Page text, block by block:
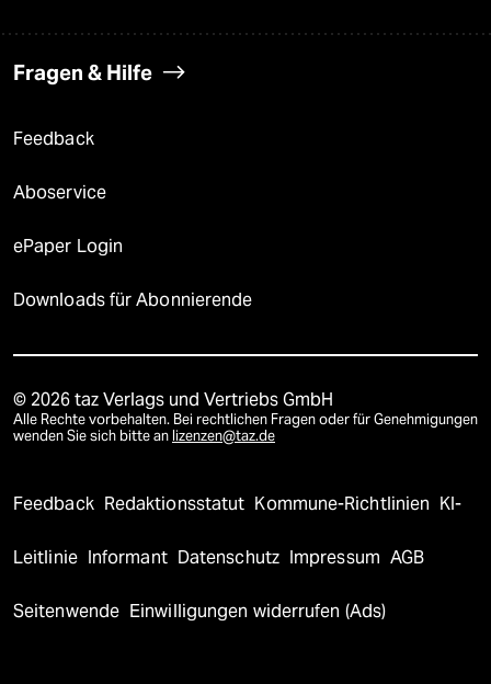
Fragen & Hilfe
Feedback
Aboservice
ePaper Login
Downloads für Abonnierende
© 2026 taz Verlags und Vertriebs GmbH
Alle Rechte vorbehalten. Bei rechtlichen Fragen oder für Genehmigungen
wenden Sie sich bitte an lizenzen@taz.de
Feedback Redaktionsstatut Kommune-Richtlinien KI-
Leitlinie Informant Datenschutz Impressum AGB
Seitenwende Einwilligungen widerrufen (Ads)